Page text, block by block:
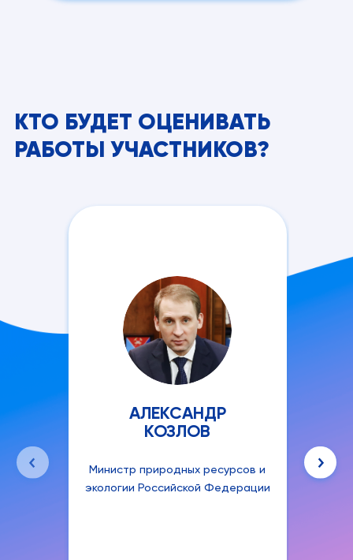
КТО БУДЕТ ОЦЕНИВАТЬ
РАБОТЫ УЧАСТНИКОВ?
АЛЕКСАНДР
КОЗЛОВ
Министр природных ресурсов и
экологии Российской Федерации